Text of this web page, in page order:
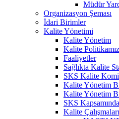
Müdür
Organizasyon Şeması
İdari Birimler
Kalite Yönetimi
Kalite Yönetim
Kalite Politikamız
Faaliyetler
Sağlıkta Kalite
SKS Kalite
Kalite Yönetim
Kalite Yönetim
SKS
Kalite